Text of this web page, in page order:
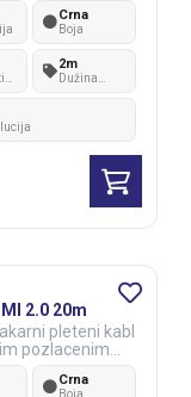
Crna
Boja
2m
Dužina
2.0 20m
pleteni kabl
pozlacenim
Crna